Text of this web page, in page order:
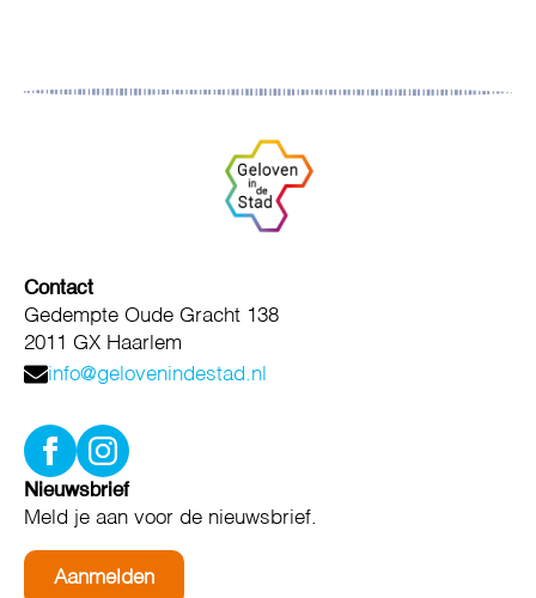
Contact
Gedempte Oude Gracht 138
2011 GX Haarlem
info@gelovenindestad.nl
Nieuwsbrief
Meld je aan voor de nieuwsbrief.
Aanmelden